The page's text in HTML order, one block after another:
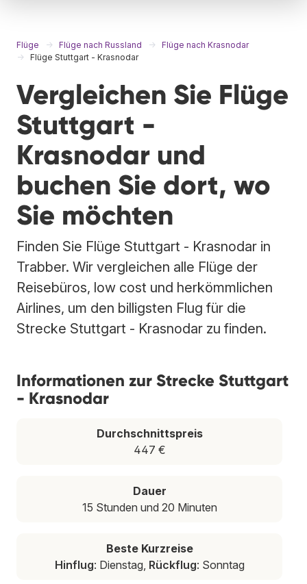
Flüge Flüge nach Russland
Flüge nach Krasnodar
Flüge Stuttgart - Krasnodar
Vergleichen Sie Flüge
Stuttgart -
Krasnodar und
buchen Sie dort, wo
Sie möchten
Finden Sie Flüge Stuttgart - Krasnodar in
Trabber. Wir vergleichen alle Flüge der
Reisebüros, low cost und herkömmlichen
Airlines, um den billigsten Flug für die
Strecke Stuttgart - Krasnodar zu finden.
Informationen zur Strecke Stuttgart
- Krasnodar
Durchschnittspreis
447 €
Dauer
15 Stunden und 20 Minuten
Beste Kurzreise
Hinflug: Dienstag, Rückflug: Sonntag